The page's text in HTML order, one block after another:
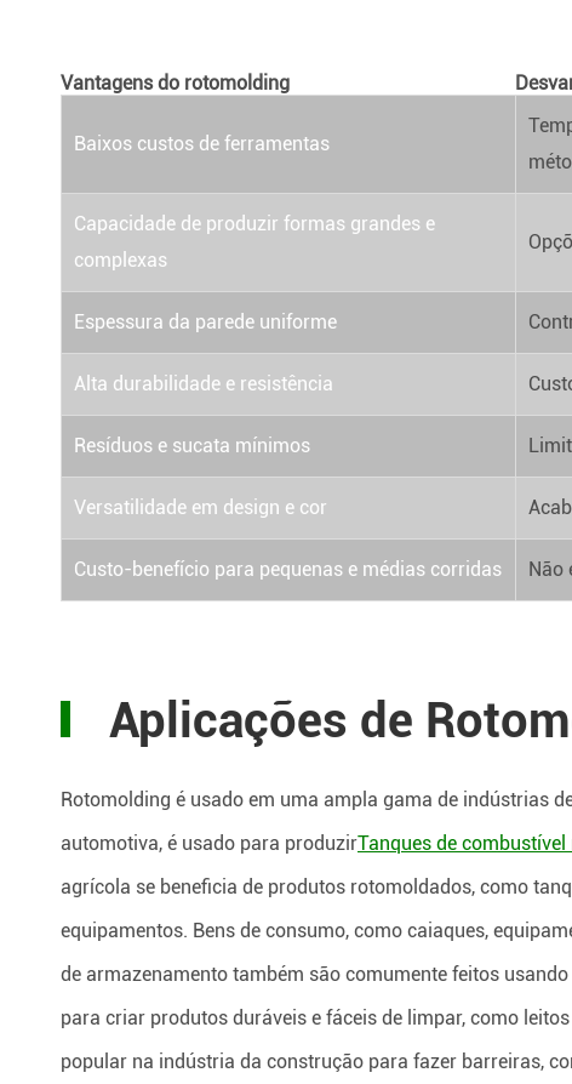
Vantagens do rotomolding
Baixos custos de ferramentas
Capacidade de produzir formas grandes e
complexas
Espessura da parede uniforme
Alta durabilidade e resistência
Resíduos e sucata mínimos
Versatilidade em design e cor
Custo-benefício para pequenas e médias corridas Não
Aplicações de
Rotomolding é usado em uma ampla gama de indústrias
automotiva, é usado para produzirTanques de
agrícola se beneficia de produtos rotomoldados, como
equipamentos. Bens de consumo, como caiaques,
de armazenamento também são comumente feitos
para criar produtos duráveis e fáceis de limpar, como
popular na indústria da construção para fazer barreiras,